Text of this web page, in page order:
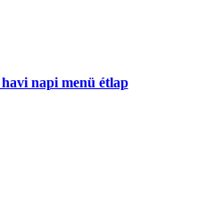
napi menü étlap